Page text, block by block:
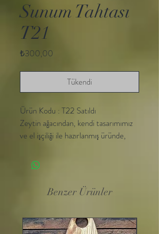
Sunum Tahtası
T21
₺300,00
Tükendi
Ürün Kodu : T22 Satıldı
Zeytin ağacından, kendi tasarımımız
ve el işçiliği ile hazırlanmış üründe,
teması test edilmis ve onaylanmış
#hemelkitchenwareoil kullanılmıştır.
23cm × 58 cm
#kesmetahtası #olivewood
Benzer Ürünler